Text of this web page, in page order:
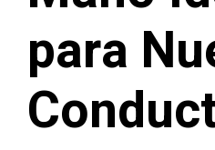
para